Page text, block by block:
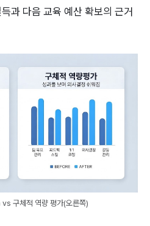
과 다음 교육 예산 확보의 근거
구체적 역량 평가(오른쪽)